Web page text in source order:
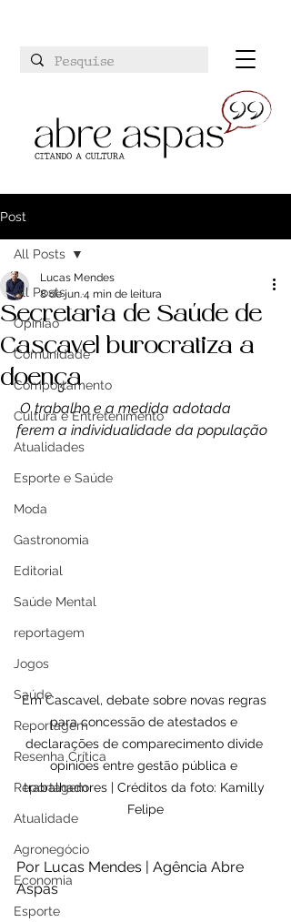
Post
All Posts
Opinião
Comunidade
Comportamento
Cultura e Entretenimento
Atualidades
Esporte e Saúde
Moda
Gastronomia
Editorial
Saúde Mental
reportagem
Jogos
Saúde
Reportagem
Resenha Crítica
Reportagem
Atualidade
Agronegócio
Economia
Esporte
All Posts
Secretaria de Saúde de
Cascavel burocratiza a
doença
Lucas Mendes
8 de jun.4 min de leitura
O trabalho e a medida adotada
ferem a individualidade da população
Em Cascavel, debate sobre novas regras
para concessão de atestados e
declarações de comparecimento divide
opiniões entre gestão pública e
trabalhadores | Créditos da foto: Kamilly
Felipe
Por Lucas Mendes | Agência Abre
Aspas